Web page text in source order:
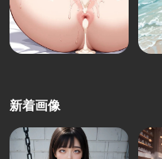
新着画像